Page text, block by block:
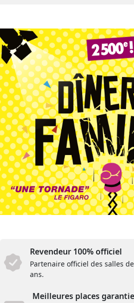
Revendeur 100% officiel
Partenaire officiel des salles
ans.
Meilleures places